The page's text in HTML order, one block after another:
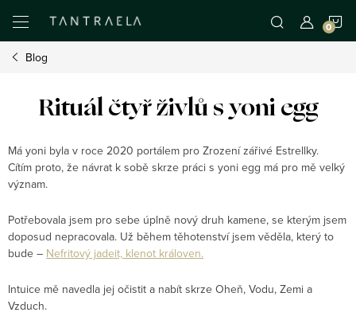
obsah
Blog
Rituál čtyř živlů s yoni egg
Má yoni byla v roce 2020 portálem pro Zrození zářivé Estrellky.
Cítím proto, že návrat k sobě skrze práci s yoni egg má pro mě velký
význam.
Potřebovala jsem pro sebe úplně nový druh kamene, se kterým jsem
doposud nepracovala. Už během těhotenství jsem věděla, který to
bude – Nefritový jadeit, klenot královen.
Intuice mě navedla jej očistit a nabít skrze Oheň, Vodu, Zemi a
Vzduch.